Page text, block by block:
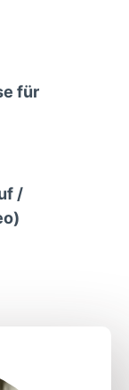
für
/